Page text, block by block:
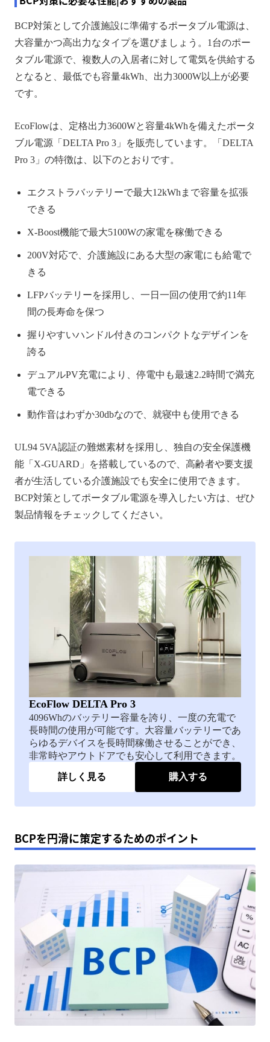
BCP対策として介護施設に準備するポータブル電源は、
大容量かつ高出力なタイプを選びましょう。1台のポー
タブル電源で、複数人の入居者に対して電気を供給する
となると、最低でも容量4kWh、出力3000W以上が必要
です。
EcoFlowは、定格出力3600Wと容量4kWhを備えたポータ
ブル電源「DELTA Pro 3」を販売しています。「DELTA
Pro 3」の特徴は、以下のとおりです。
エクストラバッテリーで最大12kWhまで容量を拡張
できる
X-Boost機能で最大5100Wの家電を稼働できる
200V対応で、介護施設にある大型の家電にも給電で
きる
LFPバッテリーを採用し、一日一回の使用で約11年
間の長寿命を保つ
握りやすいハンドル付きのコンパクトなデザインを
誇る
デュアルPV充電により、停電中も最速2.2時間で満充
電できる
動作音はわずか30dbなので、就寝中も使用できる
UL94 5VA認証の難燃素材を採用し、独自の安全保護機
能「X-GUARD」を搭載しているので、高齢者や要支援
者が生活している介護施設でも安全に使用できます。
BCP対策としてポータブル電源を導入したい方は、ぜひ
製品情報をチェックしてください。
EcoFlow DELTA Pro 3
4096Whのバッテリー容量を誇り、一度の充電で
長時間の使用が可能です。大容量バッテリーであ
らゆるデバイスを長時間稼働させることができ、
非常時やアウトドアでも安心して利用できます。
詳しく見る 購入する
BCPを円滑に策定するためのポイント